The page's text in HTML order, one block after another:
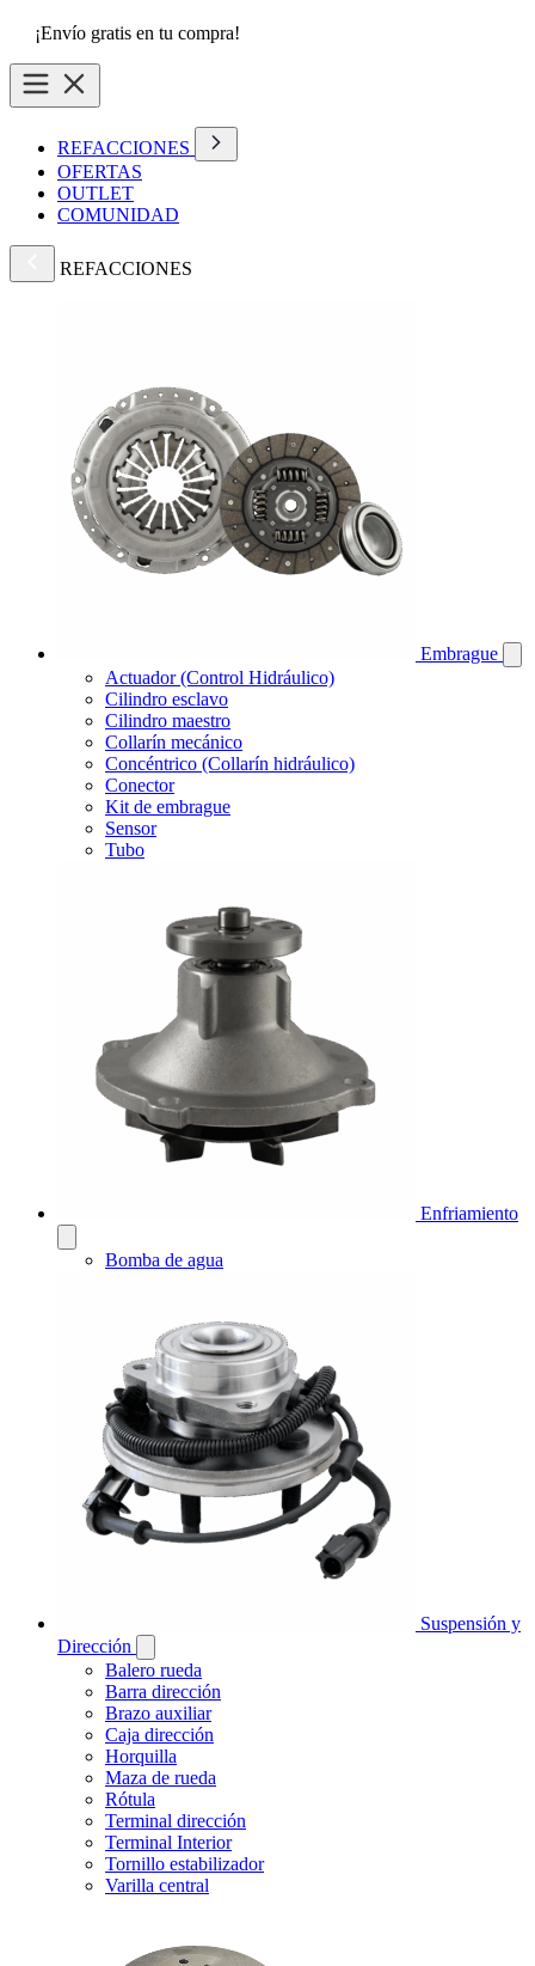
¡Envío gratis en tu compra!
REFACCIONES
OFERTAS
OUTLET
COMUNIDAD
REFACCIONES
Embrague
Actuador (Control Hidráulico)
Cilindro esclavo
Cilindro maestro
Collarín mecánico
Concéntrico (Collarín hidráulico)
Conector
Kit de embrague
Sensor
Tubo
Enfriamiento
Bomba de agua
Suspensión y
Dirección
Balero rueda
Barra dirección
Brazo auxiliar
Caja dirección
Horquilla
Maza de rueda
Rótula
Terminal dirección
Terminal Interior
Tornillo estabilizador
Varilla central